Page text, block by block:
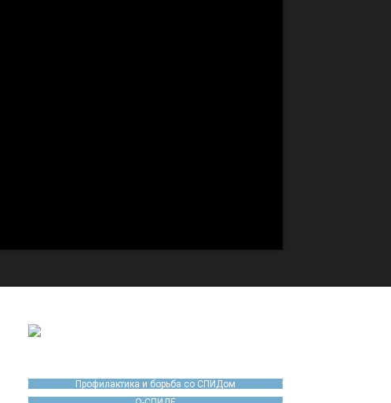
Профилактика и борьба со СПИДом